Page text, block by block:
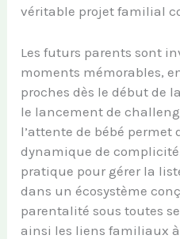
véritable projet familial
Les futurs parents sont
moments mémorables,
proches dès le début de
le lancement de
l’attente de bébé permet
dynamique de
pratique pour gérer la
dans un écosystème
parentalité sous toutes
ainsi les liens familiaux